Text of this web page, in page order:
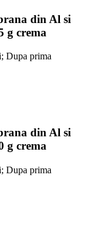
din Al si
g crema
Dupa prima
din Al si
g crema
Dupa prima